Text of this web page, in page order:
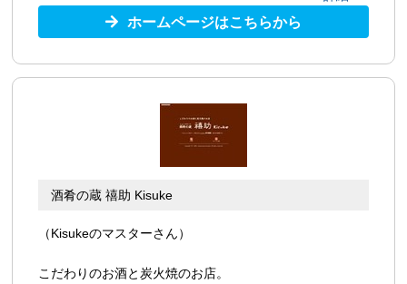
ホームページはこちらから
酒肴の蔵 禧助 Kisuke
（Kisukeのマスターさん）
こだわりのお酒と炭火焼のお店。